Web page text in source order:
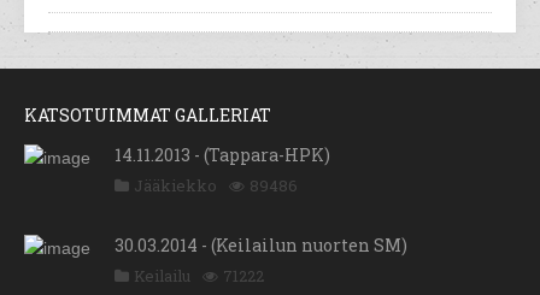
KATSOTUIMMAT GALLERIAT
14.11.2013 - (Tappara-HPK)
Jääkiekko 89486
30.03.2014 - (Keilailun nuorten SM)
Keilailu 71222